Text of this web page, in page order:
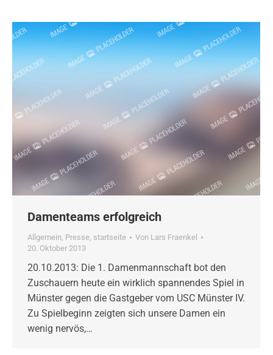
Damenteams erfolgreich
Allgemein, Presse, startseite Von Lars Fraenkel
20. Oktober 2013
20.10.2013: Die 1. Damenmannschaft bot den
Zuschauern heute ein wirklich spannendes Spiel in
Münster gegen die Gastgeber vom USC Münster IV.
Zu Spielbeginn zeigten sich unsere Damen ein
wenig nervös,…